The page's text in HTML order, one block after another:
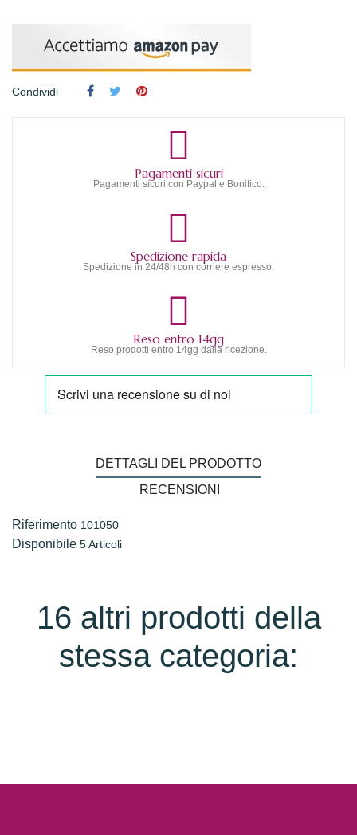
Condividi
Pagamenti sicuri
Pagamenti sicuri con Paypal e Bonifico.
Spedizione rapida
Spedizione in 24/48h con corriere espresso.
Reso entro 14gg
Reso prodotti entro 14gg dalla ricezione.
DETTAGLI DEL PRODOTTO
RECENSIONI
Riferimento 101050
Disponibile 5 Articoli
16 altri prodotti della
stessa categoria: